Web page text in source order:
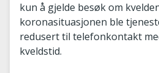
kun å gjelde besøk om
koronasituasjonen ble
redusert til telefonkontakt
kveldstid.